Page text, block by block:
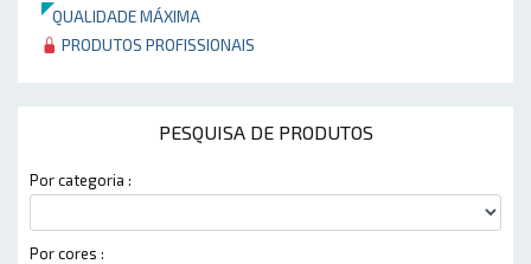
QUALIDADE MÁXIMA
PRODUTOS PROFISSIONAIS
PESQUISA DE PRODUTOS
Por categoria :
Por cores :